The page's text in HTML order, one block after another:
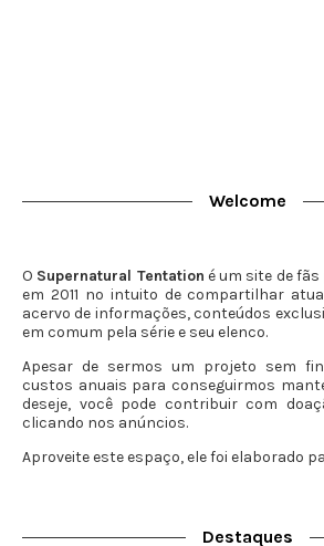
Welcome
O Supernatural Tentation é um site de
em 2011 no intuito de compartilhar
acervo de informações, conteúdos
em comum pela série e seu elenco.
Apesar de sermos um projeto sem
custos anuais para conseguirmos
deseje, você pode contribuir com
clicando nos anúncios.
Aproveite este espaço, ele foi elaborado
Destaques